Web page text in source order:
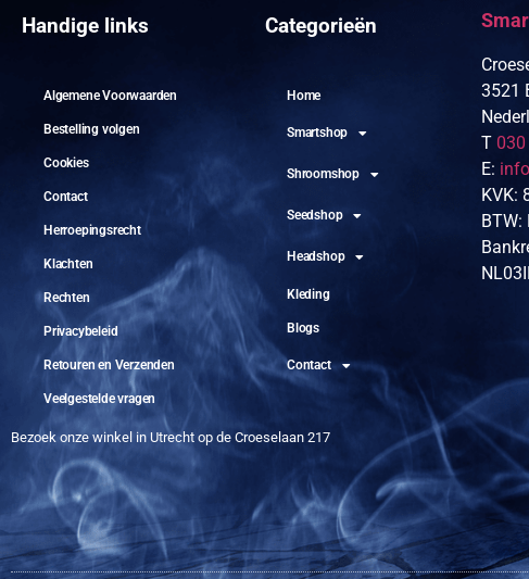
Handige links
Algemene Voorwaarden
Bestelling volgen
Cookies
Contact
Herroepingsrecht
Klachten
Rechten
Privacybeleid
Retouren en Verzenden
Veelgestelde vragen
Categorieën
Home
Smartshop
Shroomshop
Seedshop
Headshop
Kleding
Blogs
Contact
3521
T
E:
KVK:
Bezoek onze winkel in Utrecht op de Croeselaan 217